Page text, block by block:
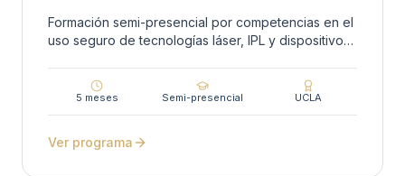
Formación semi-presencial por competencias en el
uso seguro de tecnologías láser, IPL y dispositivos
5 meses Semi-presencial UCLA
Ver programa